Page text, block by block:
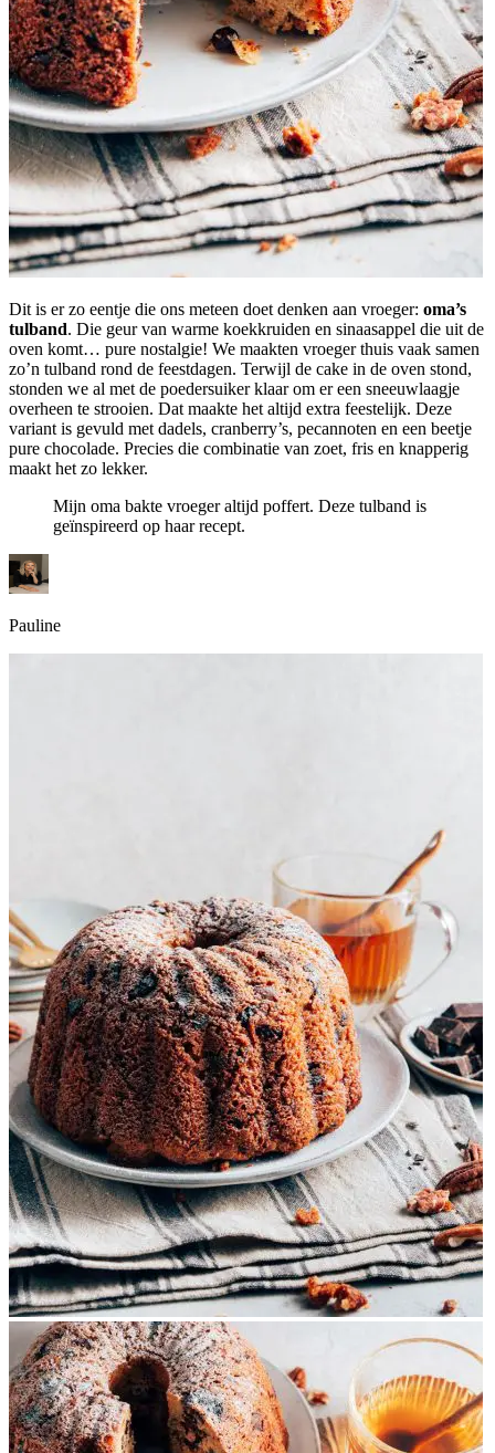
Dit is er zo eentje die ons meteen doet denken aan vroeger: oma’s
tulband. Die geur van warme koekkruiden en sinaasappel die uit de
oven komt… pure nostalgie! We maakten vroeger thuis vaak samen
zo’n tulband rond de feestdagen. Terwijl de cake in de oven stond,
stonden we al met de poedersuiker klaar om er een sneeuwlaagje
overheen te strooien. Dat maakte het altijd extra feestelijk. Deze
variant is gevuld met dadels, cranberry’s, pecannoten en een beetje
pure chocolade. Precies die combinatie van zoet, fris en knapperig
maakt het zo lekker.
Mijn oma bakte vroeger altijd poffert. Deze tulband is
geïnspireerd op haar recept.
Pauline